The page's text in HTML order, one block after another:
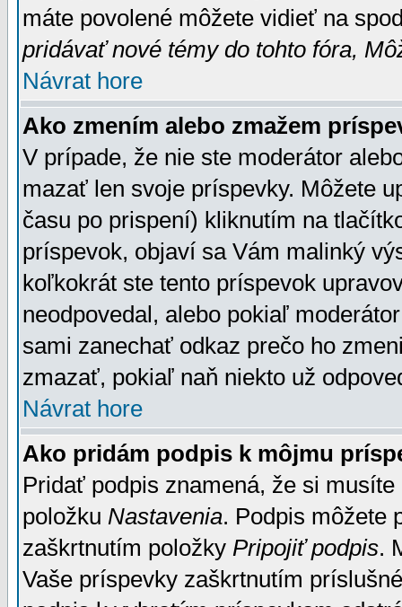
máte povolené môžete vidieť na
pridávať nové témy do tohto fóra,
Návrat hore
Ako zmením alebo zmažem
V prípade, že nie ste moderátor
mazať len svoje príspevky. Môžete
času po prispení) kliknutím na
príspevok, objaví sa Vám malinký
koľkokrát ste tento príspevok
neodpovedal, alebo pokiaľ
sami zanechať odkaz prečo ho
zmazať, pokiaľ naň niekto už
Návrat hore
Ako pridám podpis k môjmu
Pridať podpis znamená, že si
položku Nastavenia. Podpis môžete
zaškrtnutím položky Pripojiť podpis.
Vaše príspevky zaškrtnutím